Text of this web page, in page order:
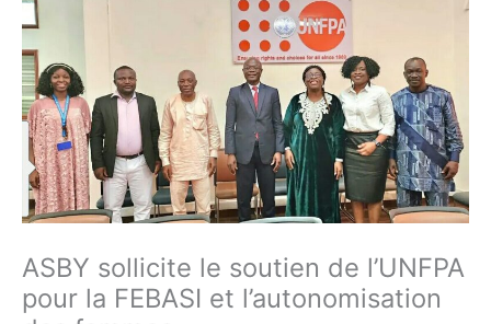
ASBY sollicite le soutien de l’UNFPA
pour la FEBASI et l’autonomisation